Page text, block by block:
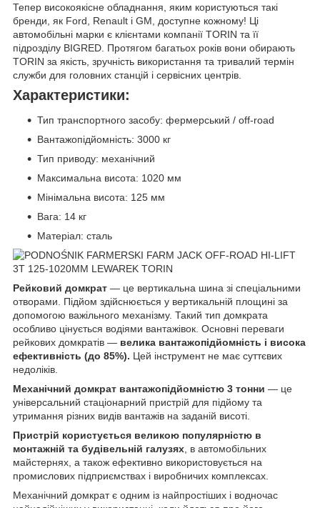
Тепер високоякісне обладнання, яким користуються такі
бренди, як Ford, Renault і GM, доступне кожному! Ці
автомобільні марки є клієнтами компанії TORIN та її
підрозділу BIGRED. Протягом багатьох років вони обирають
TORIN за якість, зручність використання та тривалий термін
служби для головних станцій і сервісних центрів.
Характеристики:
Тип транспортного засобу: фермерський / off-road
Вантажопідйомність: 3000 кг
Тип приводу: механічний
Максимальна висота: 1020 мм
Мінімальна висота: 125 мм
Вага: 14 кг
Матеріал: сталь
Рейковий домкрат — це вертикальна шина зі спеціальними
отворами. Підйом здійснюється у вертикальній площині за
допомогою важільного механізму. Такий тип домкрата
особливо цінується водіями вантажівок. Основні переваги
рейкових домкратів — велика вантажопідйомність і висока
ефективність (до 85%). Цей інструмент не має суттєвих
недоліків.
Механічний домкрат вантажопідйомністю 3 тонни — це
універсальний стаціонарний пристрій для підйому та
утримання різних видів вантажів на заданій висоті.
Пристрій користується великою популярністю в
монтажній та будівельній галузях, в автомобільних
майстернях, а також ефективно використовується на
промислових підприємствах і виробничих комплексах.
Механічний домкрат є одним із найпростіших і водночас